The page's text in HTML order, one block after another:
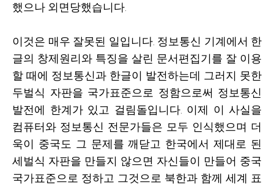
했으나 외면당했습니다
이것은 매우 잘못된 일입니다. 정보통신 기계에서 한
글의 창제원리와 특징을 살린 문서편집기를 잘 이용
할 때에 정보통신과 한글이 발전하는데 그러지 못한
두벌식 자판을 국가표준으로 정함으로써 정보통신
발전에 한계가 있고 걸림돌입니다. 이제 이 사실을
컴퓨터와 정보통신 전문가들은 모두 인식했으며 더
욱이 중국도 그 문제를 깨닫고 한국에서 제대로 된
세벌식 자판을 만들지 않으면 자신들이 만들어 중국
국가표준으로 정하고 그것으로 북한과 함께 세계 표